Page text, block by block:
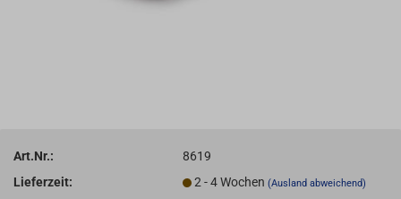
Art.Nr.:
8619
Lieferzeit:
2 - 4 Wochen(Ausland abweichend)